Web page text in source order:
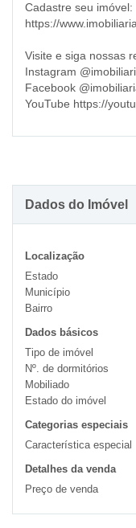
Cadastre seu imóvel:
https://
Visite e siga nossas
Instagram
Facebook
YouTube https://
Dados do Imóvel
Localização
Estado
Município
Bairro
Dados básicos
Tipo de imóvel
Nº. de dormitórios
Mobiliado
Estado do imóvel
Categorias especiais
Característica especial
Detalhes da venda
Preço de venda